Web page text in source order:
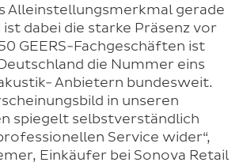
Alleinstellungsmerkmal gerade
dabei die starke Präsenz vor
GEERS-Fachgeschäften ist
die Nummer eins
Anbietern bundesweit.
in unseren
spiegelt selbstverständlich
Service wider“,
Einkäufer bei Sonova Retail